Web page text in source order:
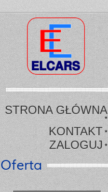
STRONA GŁÓWNA
*
KONTAKT*
ZALOGUJ*
Oferta